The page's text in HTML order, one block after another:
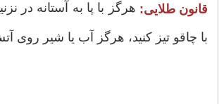
قانون طلایی: هرگز با پا به آستانه در
با چاقو تیز کنید، هرگز آب یا شیر روی